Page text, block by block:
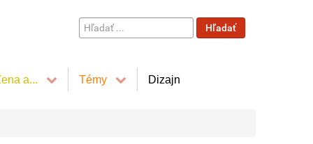
Hľadať
...
Hľadať
a... Témy Dizajn